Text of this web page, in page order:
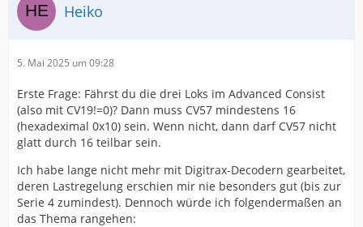
Heiko
5. Mai 2025 um 09:28
Erste Frage: Fährst du die drei Loks im Advanced Consist
(also mit CV19!=0)? Dann muss CV57 mindestens 16
(hexadeximal 0x10) sein. Wenn nicht, dann darf CV57 nicht
glatt durch 16 teilbar sein.
Ich habe lange nicht mehr mit Digitrax-Decodern gearbeitet,
deren Lastregelung erschien mir nie besonders gut (bis zur
Serie 4 zumindest). Dennoch würde ich folgendermaßen an
das Thema rangehen: